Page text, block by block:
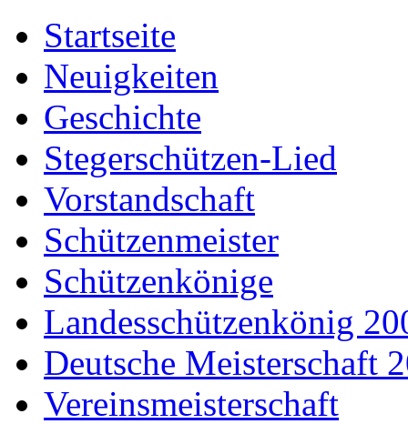
Startseite
Neuigkeiten
Geschichte
Stegerschützen-Lied
Vorstandschaft
Schützenmeister
Schützenkönige
Landesschützenkönig
Deutsche Meisterschaft
Vereinsmeisterschaft